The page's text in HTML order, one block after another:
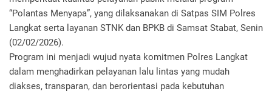
“Polantas Menyapa”, yang dilaksanakan di Satpas SIM Polres
Langkat serta layanan STNK dan BPKB di Samsat Stabat, Senin
(02/02/2026).
Program ini menjadi wujud nyata komitmen Polres Langkat
dalam menghadirkan pelayanan lalu lintas yang mudah
diakses, transparan, dan berorientasi pada kebutuhan